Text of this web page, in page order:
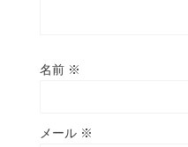
名前 ※
メール ※